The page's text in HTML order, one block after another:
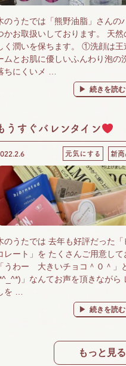
のうたでは「熊野油脂」さんの
かお取扱いしております。 天
く潤いを保ちます。 ①洗顔は王
ムとお肌に優しいふんわり泡
ちにくいメ …
“ハトムギ
続きを読む
うすぐバレンタイン
元気にする 新
のうたでは 去年も好評だった
レート」を たくさんご用意し
「うわー 大きいチョコ＾０＾」
」なんてお声を頂きながら
を …
“もうすぐ
続きを読む
もっと見る